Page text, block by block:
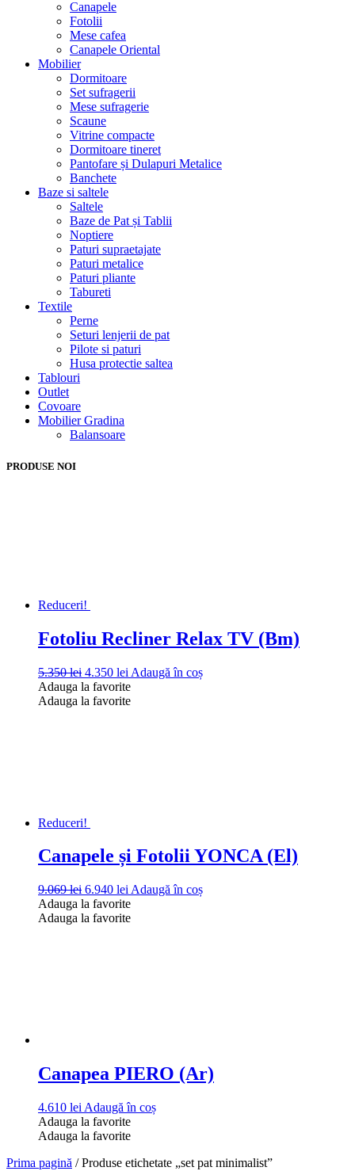
Canapele
Fotolii
Mese cafea
Canapele Oriental
Mobilier
Dormitoare
Set sufragerii
Mese sufragerie
Scaune
Vitrine compacte
Dormitoare tineret
Pantofare și Dulapuri Metalice
Banchete
Baze si saltele
Saltele
Baze de Pat și Tablii
Noptiere
Paturi supraetajate
Paturi metalice
Paturi pliante
Tabureti
Textile
Perne
Seturi lenjerii de pat
Pilote si paturi
Husa protectie saltea
Tablouri
Outlet
Covoare
Mobilier Gradina
Balansoare
PRODUSE NOI
Reduceri!
Fotoliu Recliner Relax TV (Bm)
5.350lei Prețul
inițial
a
4.350 lei Prețul
curent
este:
Adaugă în coș
Adauga la favorite
Adauga la favorite
Reduceri!
Canapele și Fotolii YONCA (El)
9.069lei Prețul
inițial
a
6.940 lei Prețul
curent
este:
Adaugă în coș
Adauga la favorite
Adauga la favorite
Canapea PIERO (Ar)
4.610 lei Adaugă în coș
Adauga la favorite
Adauga la favorite
Prima pagină / Produse etichetate „set pat minimalist”